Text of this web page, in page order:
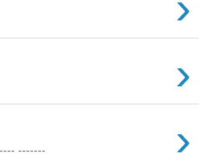
›
›
-------